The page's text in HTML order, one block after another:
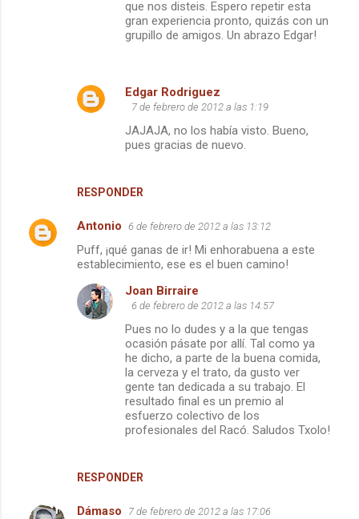
RESPONDER
que nos disteis. Espero repetir esta
gran experiencia pronto, quizás con un
grupillo de amigos. Un abrazo Edgar!
Edgar Rodriguez
7 de febrero de 2012 a las 1:19
JAJAJA, no los había visto. Bueno,
pues gracias de nuevo.
Antonio 6 de febrero de 2012 a las 13:12
Puff, ¡qué ganas de ir! Mi enhorabuena a este
establecimiento, ese es el buen camino!
RESPONDER
Joan Birraire
6 de febrero de 2012 a las 14:57
Pues no lo dudes y a la que tengas
ocasión pásate por allí. Tal como ya
he dicho, a parte de la buena comida,
la cerveza y el trato, da gusto ver
gente tan dedicada a su trabajo. El
resultado final es un premio al
esfuerzo colectivo de los
profesionales del Racó. Saludos Txolo!
Dámaso 7 de febrero de 2012 a las 17:06